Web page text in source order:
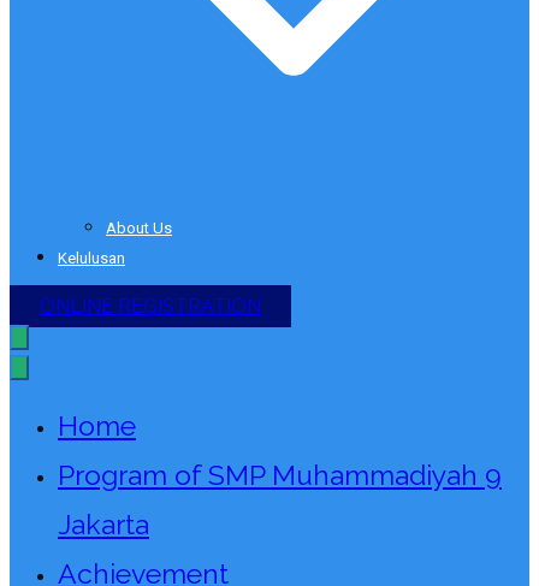
About Us
Kelulusan
ONLINE REGISTRATION
Home
Program of SMP Muhammadiyah 9
Jakarta
Achievement